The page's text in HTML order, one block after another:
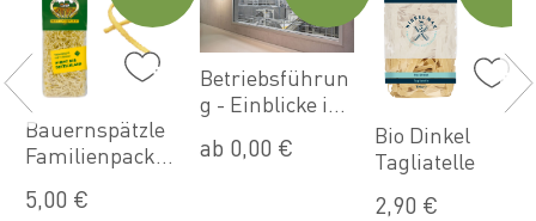
Bauernspätzle
Familienpacku
5,00 €
Betriebsführun
g - Einblicke in
Nudeln (Sep)
ab 0,00 €
Bio Dinkel
Tagliatelle
2,90 €